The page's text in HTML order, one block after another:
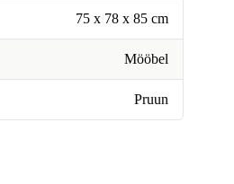
75 x 78 x 85 cm
Mööbel
Pruun